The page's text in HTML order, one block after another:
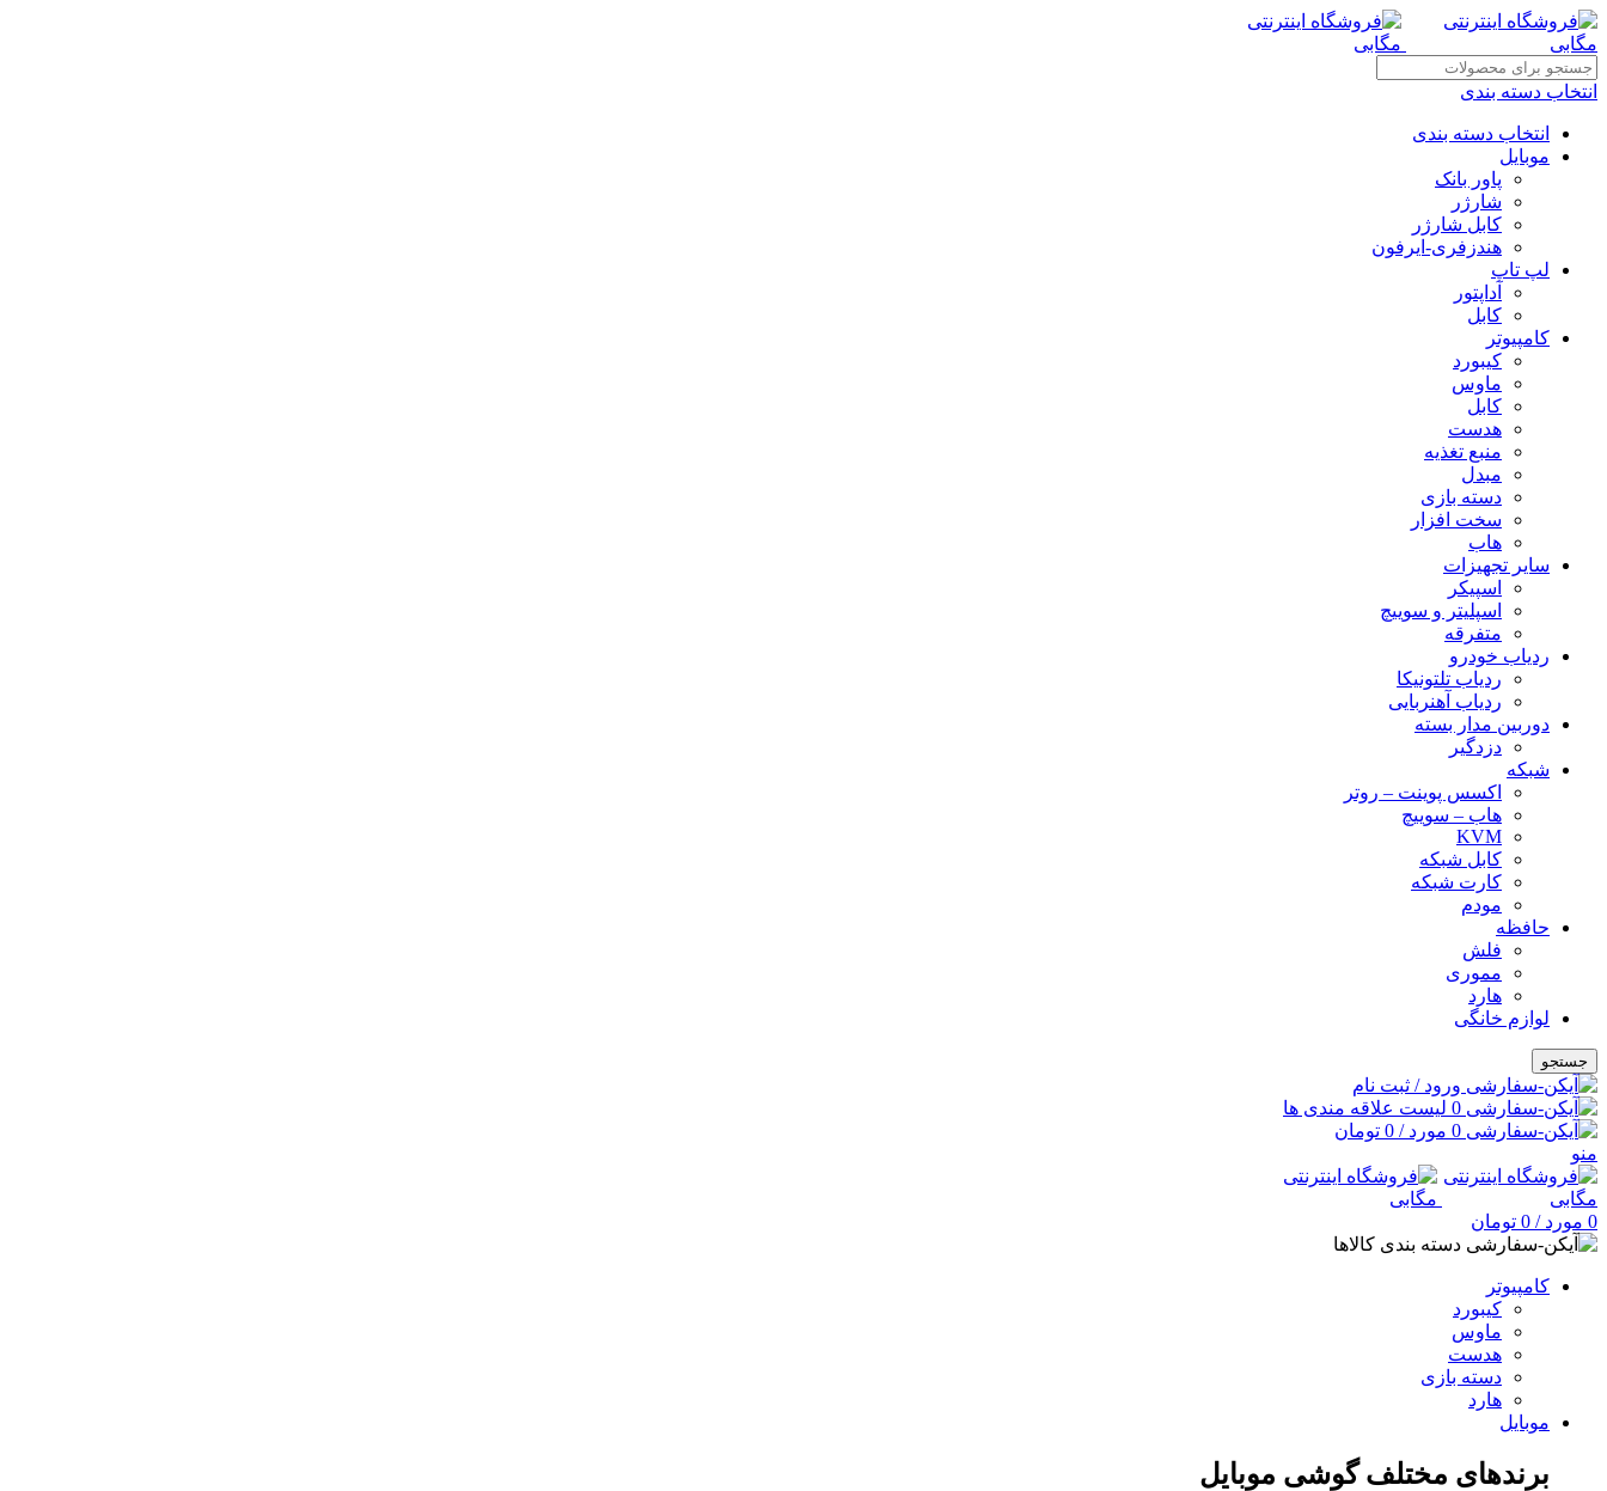
انتخاب دسته بندی
انتخاب دسته بندی
موبایل
پاور بانک
شارژر
کابل شارژر
هندزفری-ایرفون
لپ تاپ
آداپتور
کابل
کامپیوتر
کیبورد
ماوس
کابل
هدست
منبع تغذیه
مبدل
دسته بازی
سخت افزار
هاب
سایر تجهیزات
اسپیکر
اسپلیتر و سوییچ
متفرقه
ردیاب خودرو
ردیاب تلتونیکا
ردیاب آهنربایی
دوربین مدار بسته
دزدگیر
شبکه
اکسس پوینت – روتر
هاب – سوییچ
KVM
کابل شبکه
کارت شبکه
مودم
حافظه
فلش
مموری
هارد
لوازم خانگی
جستجو
ورود / ثبت نام
0 لیست علاقه مندی ها
0 مورد/
0 تومان
منو
0 مورد/
0 تومان
دسته بندی کالاها
کامپیوتر
کیبورد
ماوس
هدست
دسته بازی
هارد
موبایل
برندهای مختلف گوشی موبایل